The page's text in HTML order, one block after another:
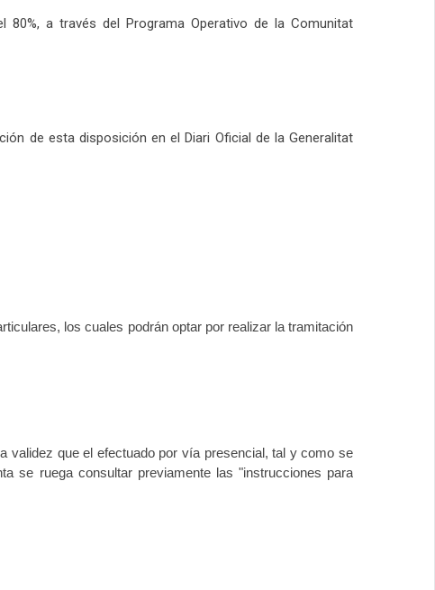
80%, a través del Programa Operativo de la Comunitat
de esta disposición en el Diari Oficial de la Generalitat
los cuales podrán optar por realizar la tramitación
validez que el efectuado por vía presencial, tal y como se
se ruega consultar previamente las "instrucciones para